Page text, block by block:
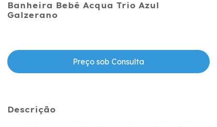
Banheira Bebê Acqua Trio Azul
Galzerano
Descrição